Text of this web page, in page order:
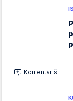
Komentariši